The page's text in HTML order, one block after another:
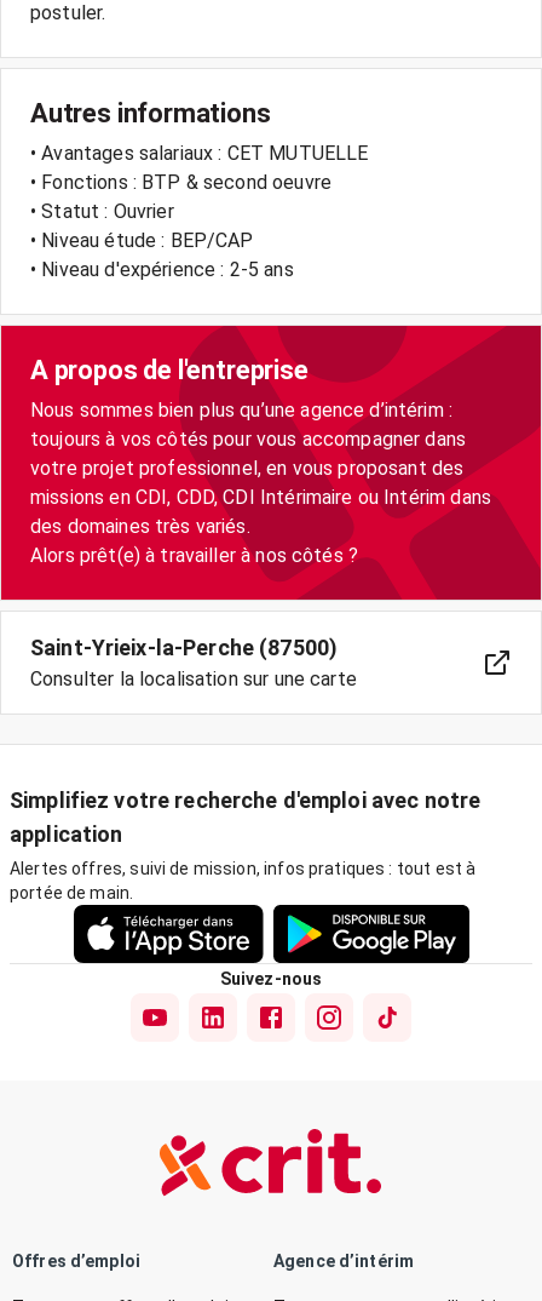
Autres informations
• Avantages salariaux : CET MUTUELLE
• Fonctions : BTP & second oeuvre
• Statut : Ouvrier
• Niveau étude : BEP/CAP
• Niveau d'expérience : 2-5 ans
A propos de l'entreprise
Nous sommes bien plus qu’une agence d’intérim :
toujours à vos côtés pour vous accompagner dans
votre projet professionnel, en vous proposant des
missions en CDI, CDD, CDI Intérimaire ou Intérim dans
des domaines très variés.
Alors prêt(e) à travailler à nos côtés ?
Saint-Yrieix-la-Perche (87500)
Consulter la localisation sur une carte
Simplifiez votre recherche d'emploi avec notre
application
Alertes offres, suivi de mission, infos pratiques : tout est à
portée de main.
Suivez-nous
Offres d’emploi Agence d’intérim